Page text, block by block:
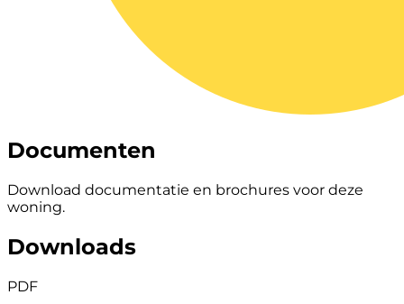
Documenten
Download documentatie en brochures voor deze
woning.
Downloads
PDF